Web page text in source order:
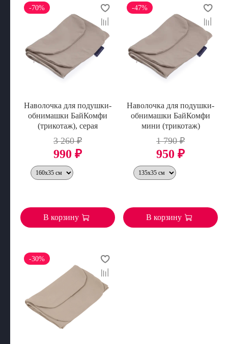
-70%
Наволочка для подушки-
обнимашки БайКомфи
(трикотаж), серая
3 260 ₽
990 ₽
В корзину
-47%
Наволочка для подушки-
обнимашки БайКомфи
мини (трикотаж)
1 790 ₽
950 ₽
В корзину
-30%